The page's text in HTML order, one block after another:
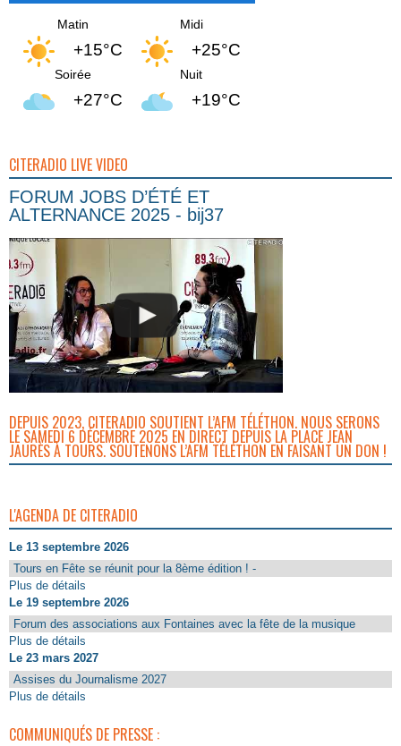
Matin
+15°C
Midi
+25°C
Soirée
+27°C
Nuit
+19°C
CITERADIO LIVE VIDEO
FORUM JOBS D’ÉTÉ ET
ALTERNANCE 2025 - bij37
DEPUIS 2023, CITERADIO SOUTIENT L’AFM TÉLÉTHON. NOUS SERONS
LE SAMEDI 6 DÉCEMBRE 2025 EN DIRECT DEPUIS LA PLACE JEAN
JAURÈS À TOURS. SOUTENONS L’AFM TÉLÉTHON EN FAISANT UN DON !
L'AGENDA DE CITERADIO
Le 13 septembre 2026
Tours en Fête se réunit pour la 8ème édition ! -
Plus de détails
Le 19 septembre 2026
Forum des associations aux Fontaines avec la fête de la musique
Plus de détails
Le 23 mars 2027
Assises du Journalisme 2027
Plus de détails
COMMUNIQUÉS DE PRESSE :